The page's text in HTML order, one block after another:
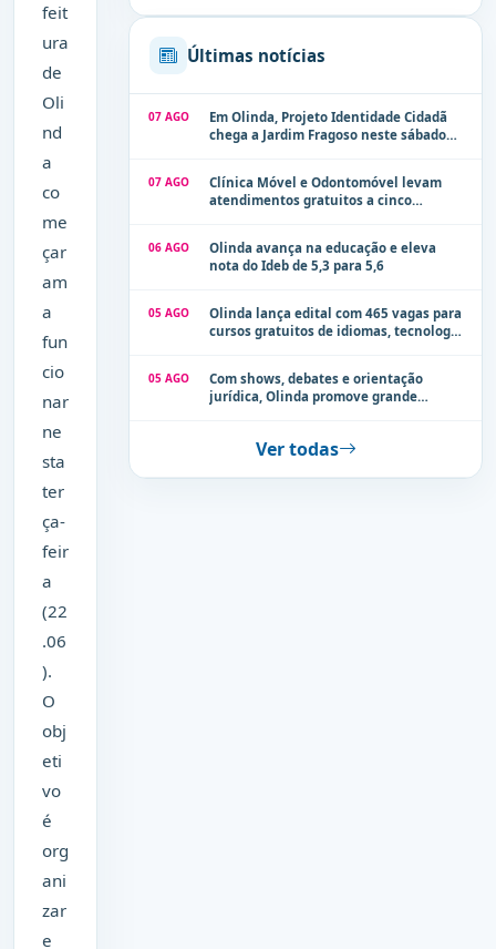
feit
ura
de
Oli
nd
a
co
me
çar
am
a
fun
cio
nar
ne
sta
ter
ça-
feir
a
(22
.06
).
O
obj
eti
vo
é
org
ani
zar
e
Últimas notícias
07 AGO
Em Olinda, Projeto Identidade Cidadã
chega a Jardim Fragoso neste sábado
07 AGO
Clínica Móvel e Odontomóvel levam
atendimentos gratuitos a cinco
06 AGO
Olinda avança na educação e eleva
nota do Ideb de 5,3 para 5,6
05 AGO
Olinda lança edital com 465 vagas para
cursos gratuitos de idiomas, tecnologia
05 AGO
Com shows, debates e orientação
jurídica, Olinda promove grande
Ver todas